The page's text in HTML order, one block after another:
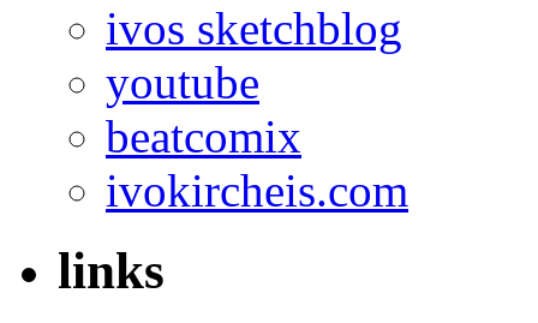
ivos sketchblog
youtube
beatcomix
ivokircheis.com
links